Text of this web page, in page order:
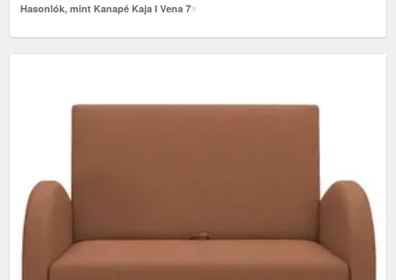
bútorok, ifjúsági heverők
Hasonlók, mint Kanapé Kaja I Vena 7